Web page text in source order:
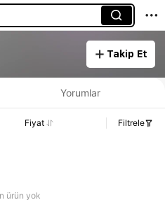
Takip Et
Yorumlar
Fiyat Filtrele
ürün yok